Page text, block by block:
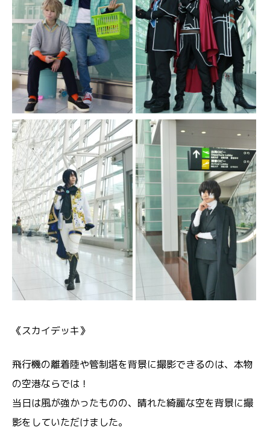
《スカイデッキ》
飛行機の離着陸や管制塔を背景に撮影できるのは、本物
の空港ならでは！
当日は風が強かったものの、晴れた綺麗な空を背景に撮
影をしていただけました。